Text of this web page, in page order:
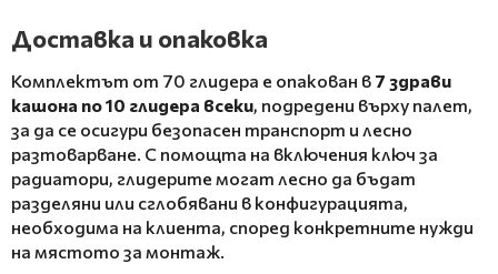
Доставка и опаковка
Комплектът от 70 глидера е опакован в 7 здрави
кашона по 10 глидера всеки, подредени върху палет,
за да се осигури безопасен транспорт и лесно
разтоварване. С помощта на включения ключ за
радиатори, глидерите могат лесно да бъдат
разделяни или сглобявани в конфигурацията,
необходима на клиента, според конкретните нужди
на мястото за монтаж.